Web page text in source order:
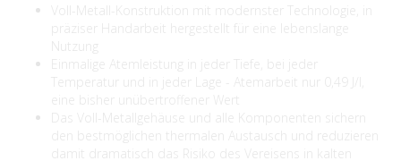
Voll-Metall-Konstruktion mit modernster Technologie, in
präziser Handarbeit hergestellt für eine lebenslange
Nutzung
Einmalige Atemleistung in jeder Tiefe, bei jeder
Temperatur und in jeder Lage - Atemarbeit nur 0,49 J/l,
eine bisher unübertroffener Wert
Das Voll-Metallgehäuse und alle Komponenten sichern
den bestmöglichen thermalen Austausch und reduzieren
damit dramatisch das Risiko des Vereisens in kalten